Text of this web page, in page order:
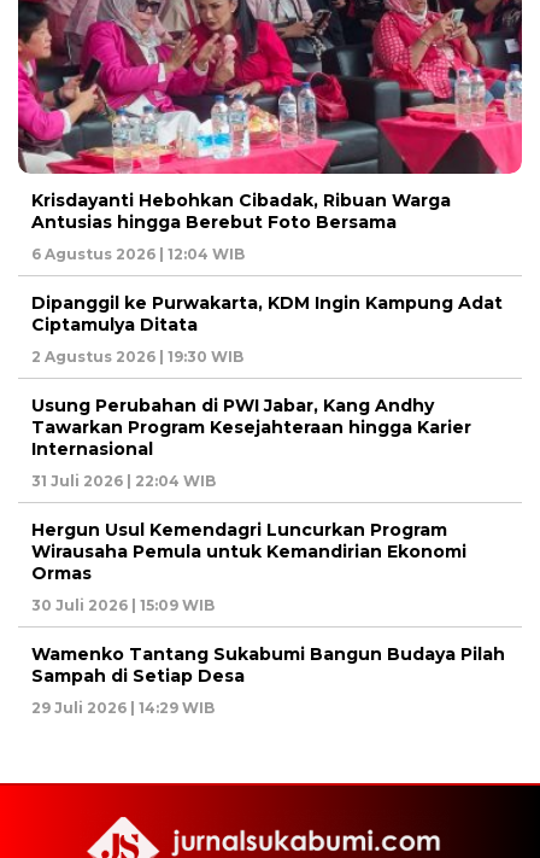
Krisdayanti Hebohkan Cibadak, Ribuan Warga
Antusias hingga Berebut Foto Bersama
6 Agustus 2026 | 12:04 WIB
Dipanggil ke Purwakarta, KDM Ingin Kampung Adat
Ciptamulya Ditata
2 Agustus 2026 | 19:30 WIB
Usung Perubahan di PWI Jabar, Kang Andhy
Tawarkan Program Kesejahteraan hingga Karier
Internasional
31 Juli 2026 | 22:04 WIB
Hergun Usul Kemendagri Luncurkan Program
Wirausaha Pemula untuk Kemandirian Ekonomi
Ormas
30 Juli 2026 | 15:09 WIB
Wamenko Tantang Sukabumi Bangun Budaya Pilah
Sampah di Setiap Desa
29 Juli 2026 | 14:29 WIB